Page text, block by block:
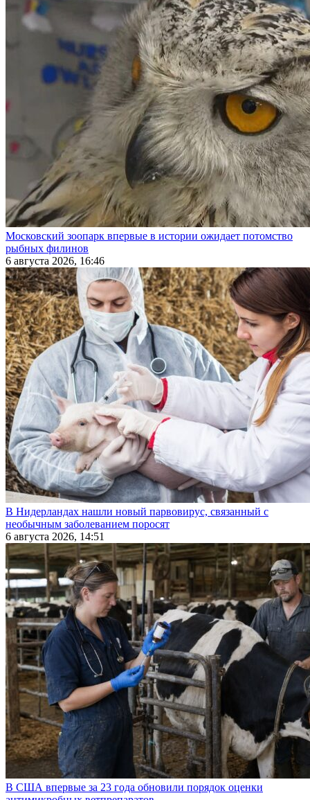
Московский зоопарк впервые в истории ожидает потомство
рыбных филинов
6 августа 2026, 16:46
В Нидерландах нашли новый парвовирус, связанный с
необычным заболеванием поросят
6 августа 2026, 14:51
В США впервые за 23 года обновили порядок оценки